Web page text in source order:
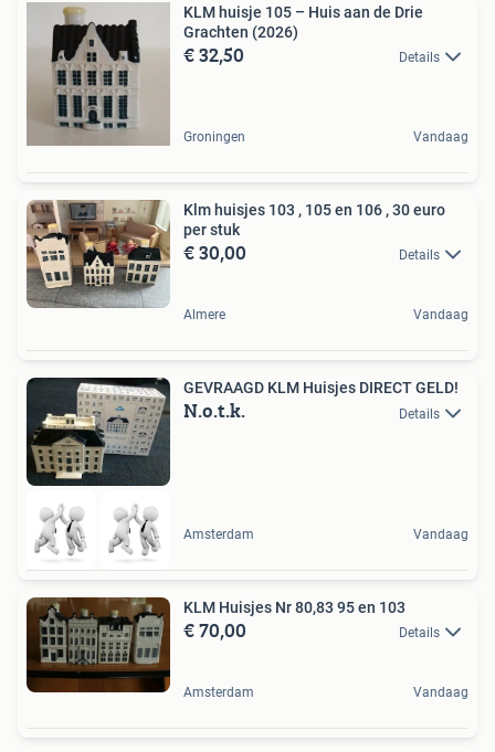
KLM huisje 105 – Huis aan de Drie
Grachten (2026)
€ 32,50 Details
Groningen Vandaag
Klm huisjes 103 , 105 en 106 , 30 euro
per stuk
€ 30,00 Details
Almere Vandaag
GEVRAAGD KLM Huisjes DIRECT GELD!
N.o.t.k. Details
Amsterdam Vandaag
KLM Huisjes Nr 80,83 95 en 103
€ 70,00 Details
Amsterdam Vandaag